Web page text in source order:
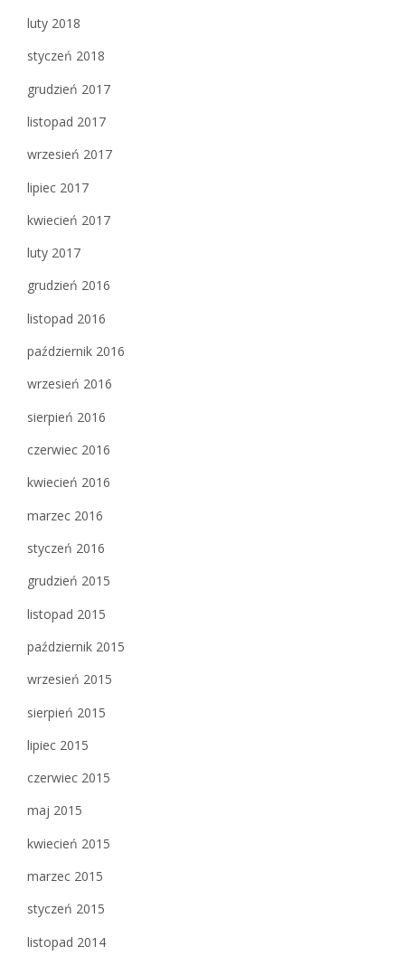
luty 2018
styczeń 2018
grudzień 2017
listopad 2017
wrzesień 2017
lipiec 2017
kwiecień 2017
luty 2017
grudzień 2016
listopad 2016
październik 2016
wrzesień 2016
sierpień 2016
czerwiec 2016
kwiecień 2016
marzec 2016
styczeń 2016
grudzień 2015
listopad 2015
październik 2015
wrzesień 2015
sierpień 2015
lipiec 2015
czerwiec 2015
maj 2015
kwiecień 2015
marzec 2015
styczeń 2015
listopad 2014